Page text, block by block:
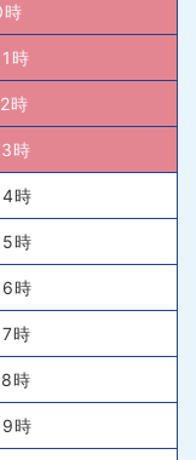
時
時
時
時
時
時
時
時
時
時